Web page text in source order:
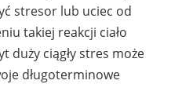
stresor lub uciec od
takiej reakcji ciało
duży ciągły stres może
długoterminowe